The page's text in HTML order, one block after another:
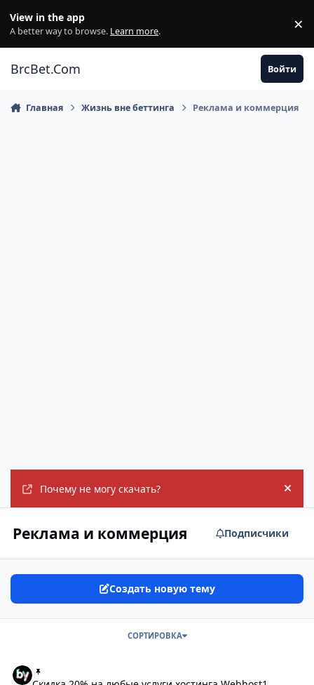
View in the app
A better way to browse. Learn more. ×
BrcBet.Com Войти
Главная Жизнь вне беттинга Реклама и коммерция
Почему не могу скачать? Hide
Реклама и коммерция Подписчики
Создать новую тему
СОРТИРОВКА